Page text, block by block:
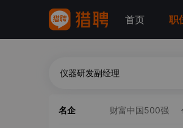
首页 职
名企 财富中国500强